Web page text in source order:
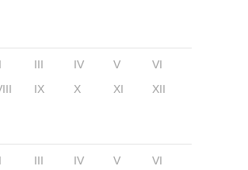
III IV V
VI
IX X XI XII
III IV V
VI